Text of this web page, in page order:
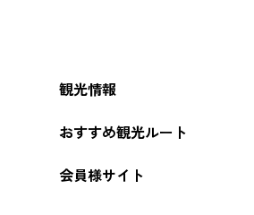
観光情報
おすすめ観光ルート
会員様サイト